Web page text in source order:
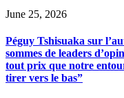
June 25, 2026
Péguy Tshisuaka sur
sommes de leaders
tout prix que notre
tirer vers le bas”